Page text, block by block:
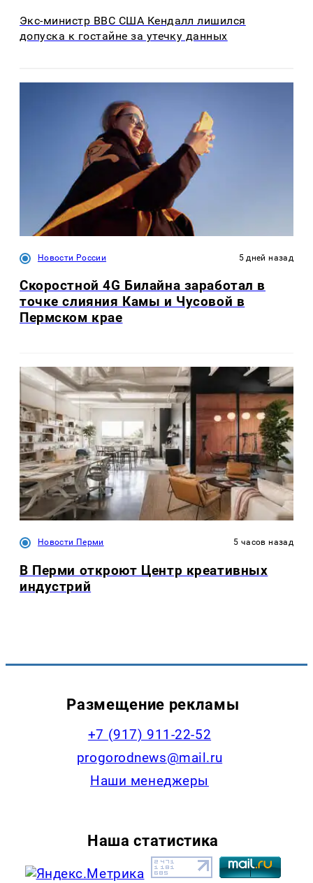
Экс-министр ВВС США Кендалл лишился
допуска к гостайне за утечку данных
Новости России 5 дней назад
Скоростной 4G Билайна заработал в
точке слияния Камы и Чусовой в
Пермском крае
Новости Перми 5 часов назад
В Перми откроют Центр креативных
индустрий
Размещение рекламы
+7 (917) 911-22-52
progorodnews@mail.ru
Наши менеджеры
Наша статистика